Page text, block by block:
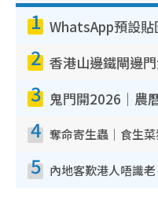
1
2
3
4
5